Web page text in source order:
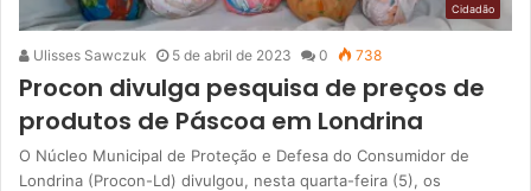
Cidadão
Ulisses Sawczuk 5 de abril de 2023 0 738
Procon divulga pesquisa de preços de
produtos de Páscoa em Londrina
O Núcleo Municipal de Proteção e Defesa do Consumidor de
Londrina (Procon-Ld) divulgou, nesta quarta-feira (5), os